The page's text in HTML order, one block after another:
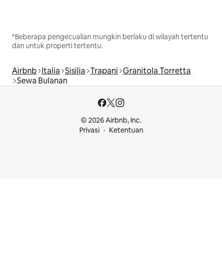
*Beberapa pengecualian mungkin berlaku di wilayah tertentu
dan untuk properti tertentu.
Airbnb Italia Sisilia Trapani Granitola Torretta
Sewa Bulanan
© 2026 Airbnb, Inc.
Privasi
Ketentuan